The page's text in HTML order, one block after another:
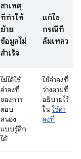
สาเหตุ
ที่ทำให้
ย้าย
ข้อมูลไม่
สำเร็จ
แก้ไข
กรณีที่
ล้มเหลว
ไม่ได้ใช้
ค่าคงที่
ของการ
ตอบ
สนอง
แบบรู้สึก
ได้
ใช้ค่าคงที่
ว่างตามที่
อธิบายไว้
ในใช้ค่า
คงที่